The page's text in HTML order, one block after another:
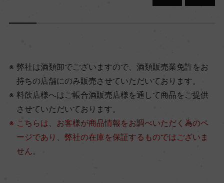
弊社は酒類卸でございますので、酒類販売業免許をお
持ちの店舗にのみ販売させていただいております。
料飲店様へはご帳合酒販売店様を通して商品をご提供
させていただいております。
こちらは、お客様が商品情報をお調べいただく為のペ
ージであり、弊社の在庫を保証するものではございま
せん。